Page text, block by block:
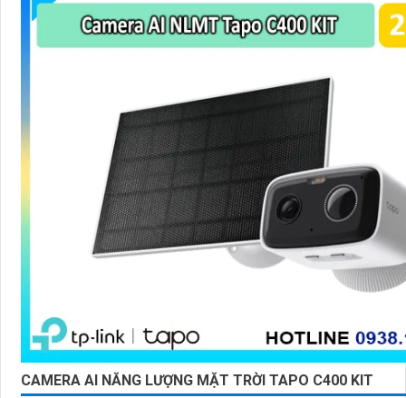
CAMERA AI NĂNG LƯỢNG MẶT TRỜI TAPO C400 KIT